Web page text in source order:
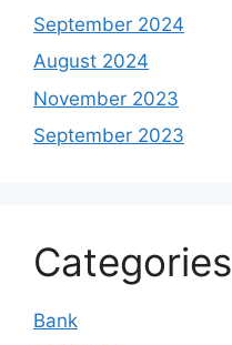
September 2024
August 2024
November 2023
September 2023
Categories
Bank